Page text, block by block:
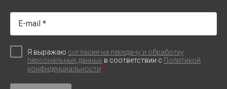
Я выражаю согласие на передачу и обработку
персональных данных в соответствии с Политикой
конфиденциальности *